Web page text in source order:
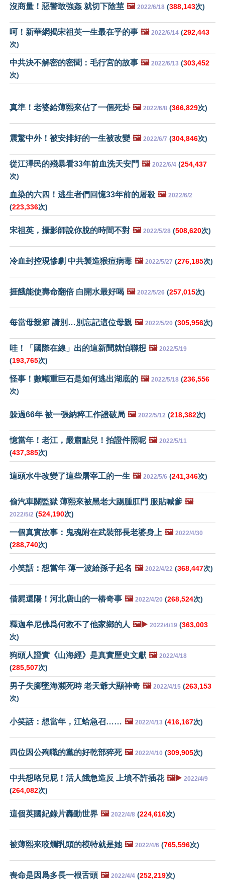
沒商量！惡警敢強姦 就切下陰莖 🖼️ 2022/6/18 (388,143次)
呵！新華網揭宋祖英一生最在乎的事 🖼️ 2022/6/14 (292,443
次)
中共決不解密的密聞：毛行宮的故事 🖼️ 2022/6/13 (303,452
次)
真準！老婆給薄熙來佔了一個死卦 🖼️ 2022/6/8 (366,829次)
震驚中外！被安排好的一生被改變 🖼️ 2022/6/7 (304,846次)
從江澤民的殘暴看33年前血洗天安門 🖼️ 2022/6/4 (254,437
次)
血染的六四！逃生者們回憶33年前的屠殺 🖼️ 2022/6/2
(223,336次)
宋祖英，攝影師說你脫的時間不對 🖼️ 2022/5/28 (508,620次)
冷血封控現慘劇 中共製造猴痘病毒 🖼️ 2022/5/27 (276,185次)
捱餓能使壽命翻倍 白開水最好喝 🖼️ 2022/5/26 (257,015次)
每當母親節 請別…別忘記這位母親 🖼️ 2022/5/20 (305,956次)
哇！「國際在線」出的這新聞就怕聯想 🖼️ 2022/5/19
(193,765次)
怪事！數噸重巨石是如何逃出湖底的 🖼️ 2022/5/18 (236,556
次)
躲過66年 被一張納粹工作證破局 🖼️ 2022/5/12 (218,382次)
憶當年！老江，嚴肅點兒！拍證件照呢 🖼️ 2022/5/11
(437,385次)
這頭水牛改變了這些屠宰工的一生 🖼️ 2022/5/6 (241,346次)
偷汽車關監獄 薄熙來被黑老大踢腫肛門 服貼喊爹 🖼️
2022/5/2 (524,190次)
一個真實故事：鬼魂附在武裝部長老婆身上 🖼️ 2022/4/30
(288,740次)
小笑話：想當年 薄一波給孫子起名 🖼️ 2022/4/22 (368,447次)
借屍還陽！河北唐山的一樁奇事 🖼️ 2022/4/20 (268,524次)
釋迦牟尼佛爲何救不了他家鄉的人 🖼️▶️ 2022/4/19 (363,003
次)
狗頭人證實《山海經》是真實歷史文獻 🖼️ 2022/4/18
(285,507次)
男子失腳墜海瀕死時 老天爺大顯神奇 🖼️ 2022/4/15 (263,153
次)
小笑話：想當年，江蛤急召…… 🖼️ 2022/4/13 (416,167次)
四位因公殉職的黨的好乾部猝死 🖼️ 2022/4/10 (309,905次)
中共想咯兒屁！活人餓急造反 上墳不許插花 🖼️▶️ 2022/4/9
(264,082次)
這個英國紀錄片轟動世界 🖼️ 2022/4/8 (224,616次)
被薄熙來咬爛乳頭的模特就是她 🖼️ 2022/4/6 (765,596次)
喪命是因爲多長一根舌頭 🖼️ 2022/4/4 (252,219次)